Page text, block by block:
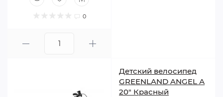
0
Детский велосипед
GREENLAND ANGEL А
20" Красный